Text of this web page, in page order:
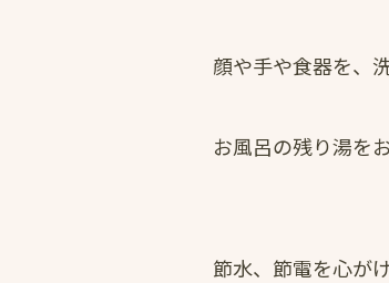
顔や手や食器を、
お風呂の残り湯を
節水、節電を心が